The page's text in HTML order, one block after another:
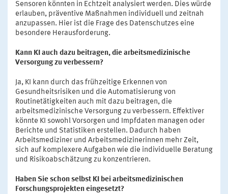
Sensoren könnten in Echtzeit analysiert werden. Dies würde
erlauben, präventive Maßnahmen individuell und zeitnah
anzupassen. Hier ist die Frage des Datenschutzes eine
besondere Herausforderung.
Kann KI auch dazu beitragen, die arbeitsmedizinische
Versorgung zu verbessern?
Ja, KI kann durch das frühzeitige Erkennen von
Gesundheitsrisiken und die Automatisierung von
Routinetätigkeiten auch mit dazu beitragen, die
arbeitsmedizinische Versorgung zu verbessern. Effektiver
könnte KI sowohl Vorsorgen und Impfdaten managen oder
Berichte und Statistiken erstellen. Dadurch haben
Arbeitsmediziner und Arbeitsmedizinerinnen mehr Zeit,
sich auf komplexere Aufgaben wie die individuelle Beratung
und Risikoabschätzung zu konzentrieren.
Haben Sie schon selbst KI bei arbeitsmedizinischen
Forschungsprojekten eingesetzt?